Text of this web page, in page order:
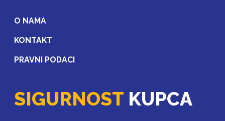
O NAMA
KONTAKT
PRAVNI PODACI
SIGURNOST KUPCA